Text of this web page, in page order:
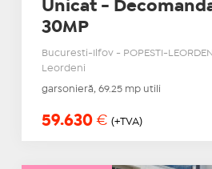
Unicat -
30MP
Bucuresti-Ilfov - POPESTI-
Leordeni
garsonieră, 69.25 mp utili
59.630 € (+TVA)